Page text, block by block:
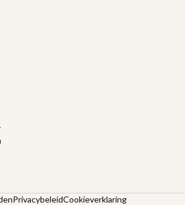
PrivacybeleidCookieverklaring